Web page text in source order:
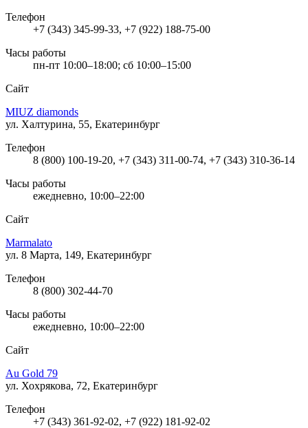
Телефон
+7 (343) 345-99-33, +7 (922) 188-75-00
Часы работы
пн-пт 10:00–18:00; сб 10:00–15:00
Сайт
MIUZ diamonds
ул. Халтурина, 55, Екатеринбург
Телефон
8 (800) 100-19-20, +7 (343) 311-00-74, +7 (343) 310-36-14
Часы работы
ежедневно, 10:00–22:00
Сайт
Marmalato
ул. 8 Марта, 149, Екатеринбург
Телефон
8 (800) 302-44-70
Часы работы
ежедневно, 10:00–22:00
Сайт
Au Gold 79
ул. Хохрякова, 72, Екатеринбург
Телефон
+7 (343) 361-92-02, +7 (922) 181-92-02